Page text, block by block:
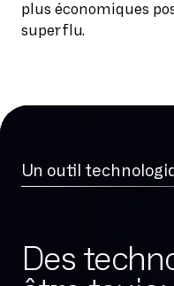
plus économiques
superflu.
Un outil
Des